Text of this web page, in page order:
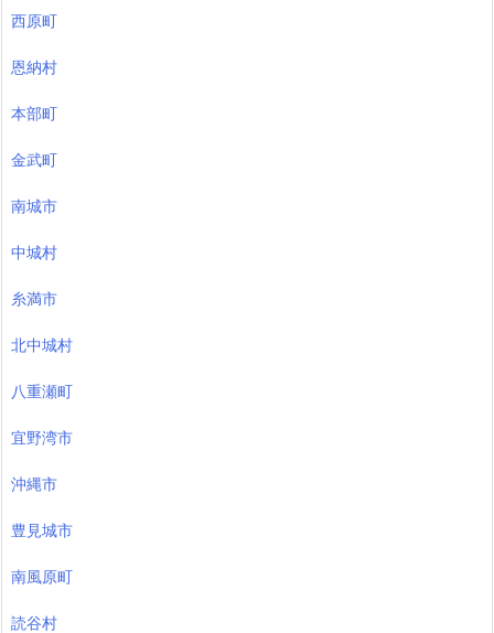
西原町
恩納村
本部町
金武町
南城市
中城村
糸満市
北中城村
八重瀬町
宜野湾市
沖縄市
豊見城市
南風原町
読谷村